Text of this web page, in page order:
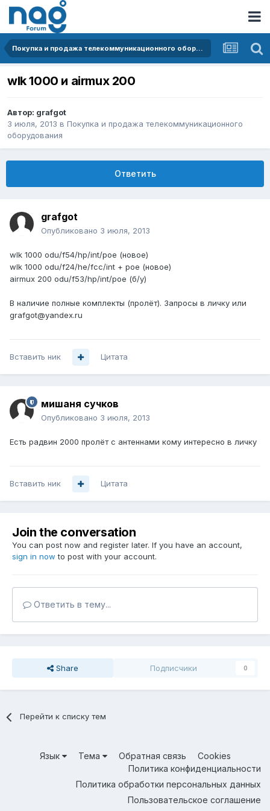
Покупка и продажа телекоммуникационного оборудования
wlk 1000 и airmux 200
Автор: grafgot
3 июля, 2013 в Покупка и продажа телекоммуникационного
оборудования
Ответить
grafgot
Опубликовано 3 июля, 2013
wlk 1000 odu/f54/hp/int/poe (новое)
wlk 1000 odu/f24/he/fcc/int + poe (новое)
airmux 200 odu/f53/hp/int/poe (б/у)
В наличие полные комплекты (пролёт). Запросы в личку или
grafgot@yandex.ru
Вставить ник Цитата
мишаня сучков
Опубликовано 3 июля, 2013
Есть радвин 2000 пролёт с антеннами кому интересно в личку
Вставить ник Цитата
Join the conversation
You can post now and register later. If you have an account,
sign in now to post with your account.
Ответить в тему...
Share Подписчики 0
Перейти к списку тем
Язык Тема Обратная связь
Cookies
Политика конфиденциальности
Политика обработки персональных данных
Пользовательское соглашение